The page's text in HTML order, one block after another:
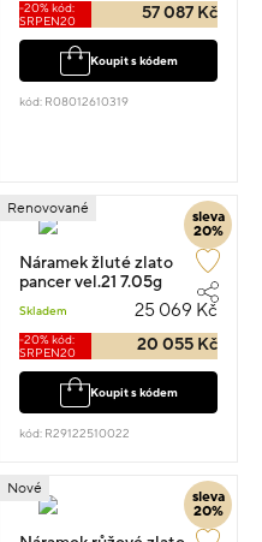
-20% kód:
SRPEN20
57 087 Kč
Koupit s kódem
kód: R08012610319
sleva
20%
Renovované
Náramek žluté zlato
pancer vel.21 7.05g
Skladem 25 069 Kč
-20% kód:
SRPEN20
20 055 Kč
Koupit s kódem
kód: R29122510022
sleva
20%
Nové